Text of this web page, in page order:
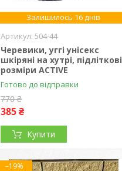
Залишилось 16 днів
504-44
Черевики, уггі унісекс
шкіряні на хутрі, підліткові
розміри ACTIVE
Готово до відправки
770 ₴
385 ₴
Купити
–19%